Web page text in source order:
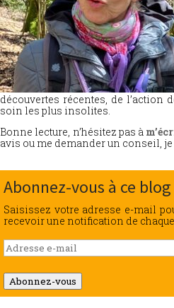
découvertes récentes, de l’action
soin les plus insolites.
Bonne lecture, n’hésitez pas à
avis ou me demander un conseil, je
Abonnez-vous à ce
Saisissez votre adresse e-mail
recevoir une notification de
Adresse
e-
mail
Abonnez-vous